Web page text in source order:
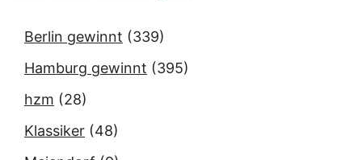
Berlin gewinnt (339)
Hamburg gewinnt (395)
hzm (28)
Klassiker (48)